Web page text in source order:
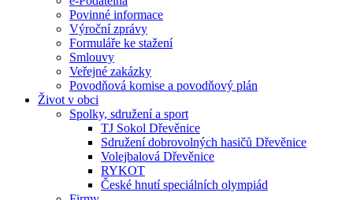
Povinné informace
Výroční zprávy
Formuláře ke stažení
Smlouvy
Veřejné zakázky
Povodňová komise a povodňový plán
Život v obci
Spolky, sdružení a sport
TJ Sokol Dřevěnice
Sdružení dobrovolných hasičů Dřevěnice
Volejbalová Dřevěnice
RYKOT
České hnutí speciálních olympiád